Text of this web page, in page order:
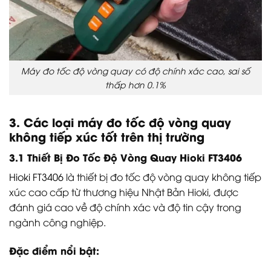
Máy đo tốc độ vòng quay có độ chính xác cao, sai số
thấp hơn 0.1%
3. Các loại máy đo tốc độ vòng quay
không tiếp xúc tốt trên thị trường
3.1 Thiết Bị Đo Tốc Độ Vòng Quay Hioki FT3406
Hioki FT3406 là thiết bị đo tốc độ vòng quay không tiếp
xúc cao cấp từ thương hiệu Nhật Bản Hioki, được
đánh giá cao về độ chính xác và độ tin cậy trong
ngành công nghiệp.
Đặc điểm nổi bật: